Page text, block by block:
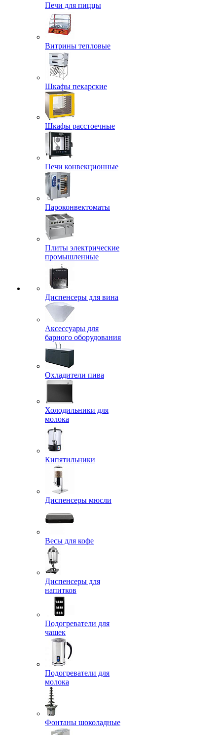
Печи для пиццы
Витрины тепловые
Шкафы пекарские
Шкафы расстоечные
Печи конвекционные
Пароконвектоматы
Плиты электрические
промышленные
Диспенсеры для вина
Аксессуары для
барного оборудования
Охладители пива
Холодильники для
молока
Кипятильники
Диспенсеры мюсли
Весы для кофе
Диспенсеры для
напитков
Подогреватели для
чашек
Подогреватели для
молока
Фонтаны шоколадные